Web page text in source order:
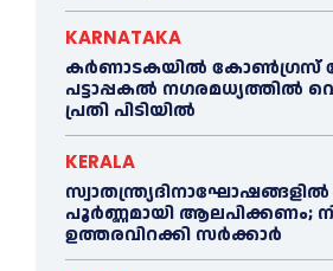
KARNATAKA
കർണാടകയിൽ കോണ്‍ഗ്രസ്
പട്ടാപ്പകല്‍ നഗരമധ്യത്തില്‍
പ്രതി പിടിയില്‍
KERALA
സ്വാതന്ത്ര്യദിനാഘോഷങ്ങളില്‍
പൂര്‍ണ്ണമായി ആലപിക്കണം;
ഉത്തരവിറക്കി സര്‍ക്കാര്‍